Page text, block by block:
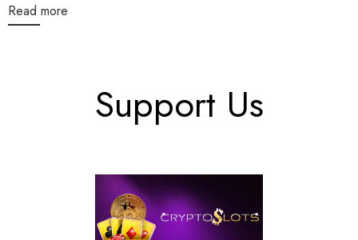
Read more
Support Us